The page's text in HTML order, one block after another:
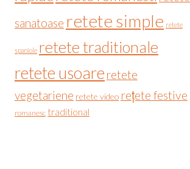
sanatoase retete simple retete
spaniole retete traditionale
retete usoare retete
vegetariene retete video rețete festive
romanesc traditional